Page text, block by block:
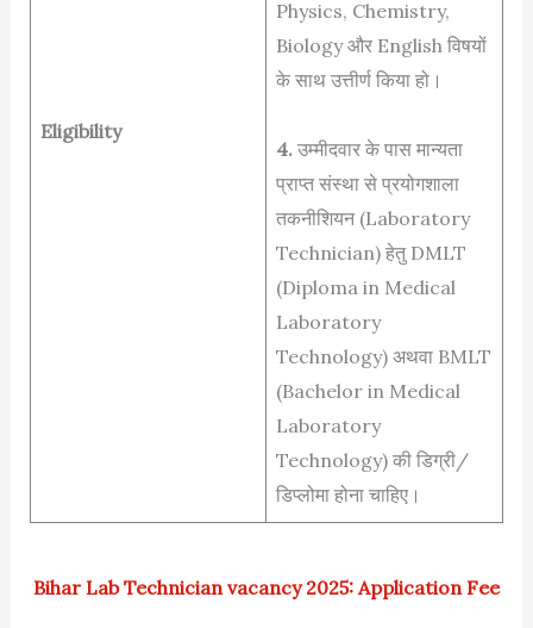
Eligibility
Physics, Chemistry,
Biology और English विषयों
के साथ उत्तीर्ण किया हो।
4. उम्मीदवार के पास मान्यता
प्राप्त संस्था से प्रयोगशाला
तकनीशियन (Laboratory
Technician) हेतु DMLT
(Diploma in Medical
Laboratory
Technology) अथवा BMLT
(Bachelor in Medical
Laboratory
Technology) की डिग्री/
डिप्लोमा होना चाहिए।
Bihar Lab Technician vacancy 2025: Application Fee